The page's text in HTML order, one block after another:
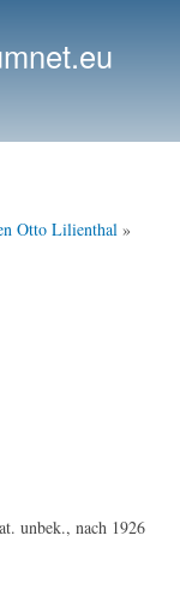
Otto Lilienthal »
unbek., nach 1926